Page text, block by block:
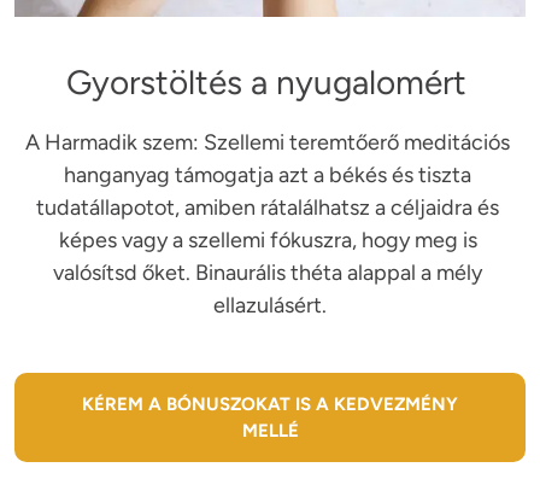
Gyorstöltés a nyugalomért
A Harmadik szem: Szellemi teremtőerő meditációs
hanganyag támogatja azt a békés és tiszta
tudatállapotot, amiben rátalálhatsz a céljaidra és
képes vagy a szellemi fókuszra, hogy meg is
valósítsd őket. Binaurális théta alappal a mély
KÉREM A BÓNUSZOKAT IS A KEDVEZMÉNY
MELLÉ